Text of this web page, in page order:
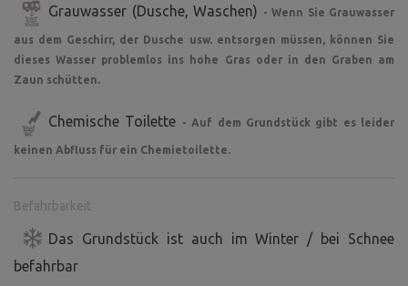
Grauwasser (Dusche, Waschen) - Wenn Sie Grauwasser
aus dem Geschirr, der Dusche usw. entsorgen müssen, können Sie
dieses Wasser problemlos ins hohe Gras oder in den Graben am
Zaun schütten.
Chemische Toilette - Auf dem Grundstück gibt es leider
keinen Abfluss für ein Chemietoilette.
Befahrbarkeit
Das Grundstück ist auch im Winter / bei Schnee
befahrbar